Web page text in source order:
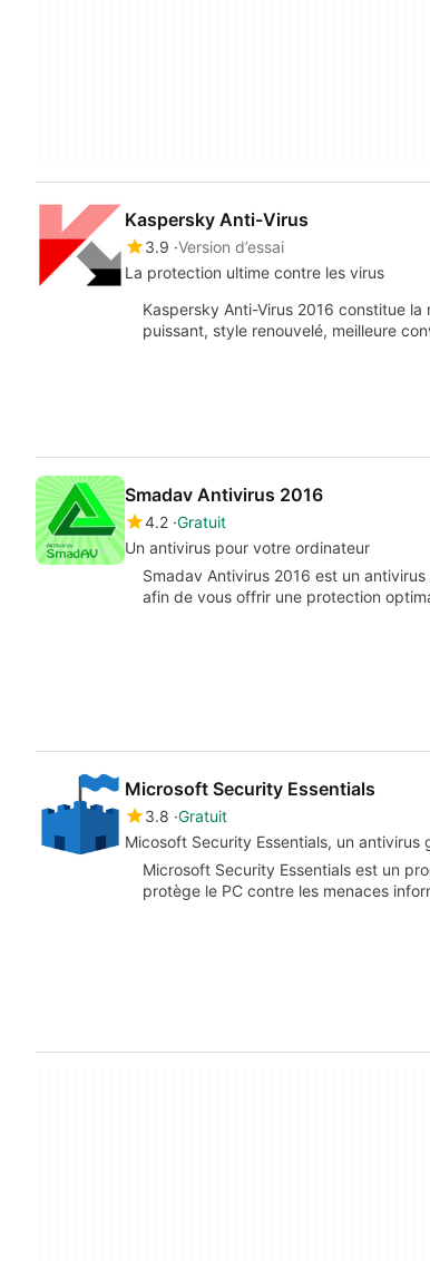
Kaspersky Anti-Virus
3.9 Version d’essai
La protection ultime contre les virus
Kaspersky Anti-Virus 2016 constitue
puissant, style renouvelé, meilleure
Smadav Antivirus 2016
4.2 Gratuit
Un antivirus pour votre ordinateur
Smadav Antivirus 2016 est un
afin de vous offrir une protection
Microsoft Security Essentials
3.8 Gratuit
Micosoft Security Essentials, un
Microsoft Security Essentials est un
protège le PC contre les menaces